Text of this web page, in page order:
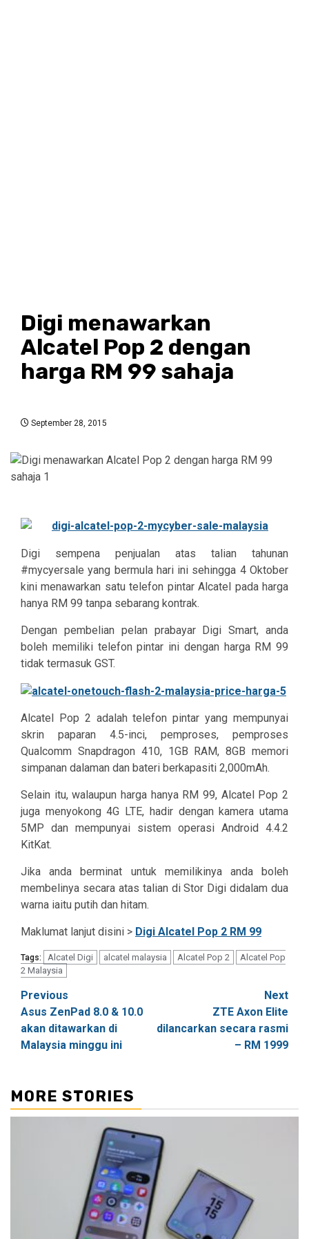
Digi menawarkan
Alcatel Pop 2 dengan
harga RM 99 sahaja
September 28, 2015
Digi sempena penjualan atas talian tahunan
#mycyersale yang bermula hari ini sehingga 4 Oktober
kini menawarkan satu telefon pintar Alcatel pada harga
hanya RM 99 tanpa sebarang kontrak.
Dengan pembelian pelan prabayar Digi Smart, anda
boleh memiliki telefon pintar ini dengan harga RM 99
tidak termasuk GST.
Alcatel Pop 2 adalah telefon pintar yang mempunyai
skrin paparan 4.5-inci, pemproses, pemproses
Qualcomm Snapdragon 410, 1GB RAM, 8GB memori
simpanan dalaman dan bateri berkapasiti 2,000mAh.
Selain itu, walaupun harga hanya RM 99, Alcatel Pop 2
juga menyokong 4G LTE, hadir dengan kamera utama
5MP dan mempunyai sistem operasi Android 4.4.2
KitKat.
Jika anda berminat untuk memilikinya anda boleh
membelinya secara atas talian di Stor Digi didalam dua
warna iaitu putih dan hitam.
Maklumat lanjut disini > Digi Alcatel Pop 2 RM 99
Tags: Alcatel Digi alcatel malaysia Alcatel Pop 2
Alcatel Pop
2 Malaysia
Post
navigation
Previous
Asus ZenPad 8.0 & 10.0
akan ditawarkan di
Malaysia minggu ini
Next
ZTE Axon Elite
dilancarkan secara rasmi
– RM 1999
MORE STORIES